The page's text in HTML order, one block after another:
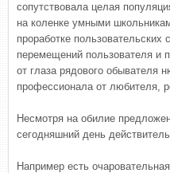
сопутствовала целая
на коленке умными
проработке пользовательских
перемещений пользователя и
от глаза рядового обывателя
профессионала от любителя,
Несмотря на обилие
сегодняшний день
Например есть